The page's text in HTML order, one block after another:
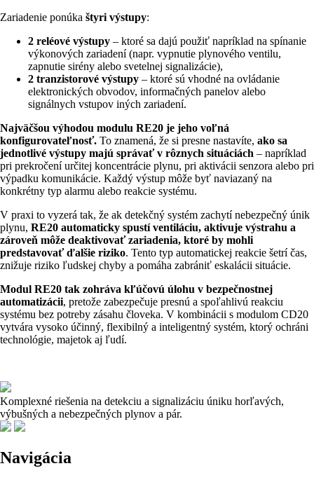
Zariadenie ponúka štyri výstupy:
2 reléové výstupy – ktoré sa dajú použiť napríklad na spínanie
výkonových zariadení (napr. vypnutie plynového ventilu,
zapnutie sirény alebo svetelnej signalizácie),
2 tranzistorové výstupy – ktoré sú vhodné na ovládanie
elektronických obvodov, informačných panelov alebo
signálnych vstupov iných zariadení.
Najväčšou výhodou modulu RE20 je jeho voľná
konfigurovateľnosť. To znamená, že si presne nastavíte, ako sa
jednotlivé výstupy majú správať v rôznych situáciách – napríklad
pri prekročení určitej koncentrácie plynu, pri aktivácii senzora alebo pri
výpadku komunikácie. Každý výstup môže byť naviazaný na
konkrétny typ alarmu alebo reakcie systému.
V praxi to vyzerá tak, že ak detekčný systém zachytí nebezpečný únik
plynu, RE20 automaticky spustí ventiláciu, aktivuje výstrahu a
zároveň môže deaktivovať zariadenia, ktoré by mohli
predstavovať ďalšie riziko. Tento typ automatickej reakcie šetrí čas,
znižuje riziko ľudskej chyby a pomáha zabrániť eskalácii situácie.
Modul RE20 tak zohráva kľúčovú úlohu v bezpečnostnej
automatizácii, pretože zabezpečuje presnú a spoľahlivú reakciu
systému bez potreby zásahu človeka. V kombinácii s modulom CD20
vytvára vysoko účinný, flexibilný a inteligentný systém, ktorý ochráni
technológie, majetok aj ľudí.
Komplexné riešenia na detekciu a signalizáciu úniku horľavých,
výbušných a nebezpečných plynov a pár.
Navigácia